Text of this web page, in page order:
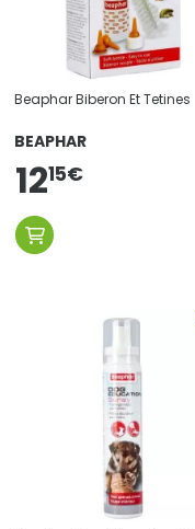
Beaphar Biberon Et Tetines
BEAPHAR
1215€